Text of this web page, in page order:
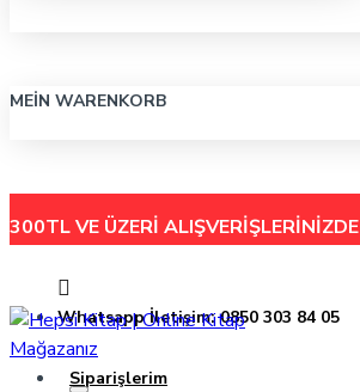
MEIN WARENKORB
300TL VE ÜZERİ ALIŞVERİŞLERİNİZDE
Whatsapp İletişim: 0850 303 84 05
Siparişlerim